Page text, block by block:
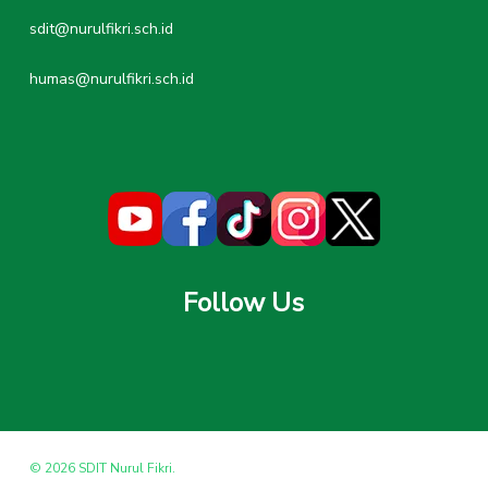
sdit@nurulfikri.sch.id
humas@nurulfikri.sch.id
Follow Us
© 2026 SDIT Nurul Fikri.